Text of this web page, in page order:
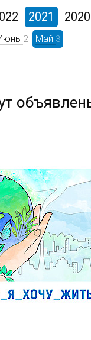
2021
2 Май 3
2020